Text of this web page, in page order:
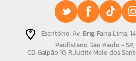
Escritório: Av. Brig. Faria Lima,
Paulistano, São Paulo - SP,
CD: Galpão 10, R.Judite Melo dos